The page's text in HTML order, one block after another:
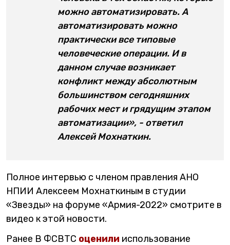
можно автоматизировать. А
автоматизировать можно
практически все типовые
человеческие операции. И в
данном случае возникает
конфликт между абсолютным
большинством сегодняшних
рабочих мест и грядущим этапом
автоматизации», - ответил
Алексей Мохнаткин.
Полное интервью с членом правления АНО
НПИИ Алексеем Мохнаткиным в студии
«Звезды» на форуме «Армия-2022» смотрите в
видео к этой новости.
Ранее В ФСВТС оценили использование